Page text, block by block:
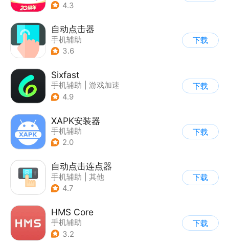
4.3
自动点击器
手机辅助
3.6
下载
Sixfast
手机辅助
游戏加速
4.9
下载
XAPK安装器
手机辅助
2.0
下载
自动点击连点器
手机辅助
其他
4.7
下载
HMS Core
手机辅助
3.2
下载